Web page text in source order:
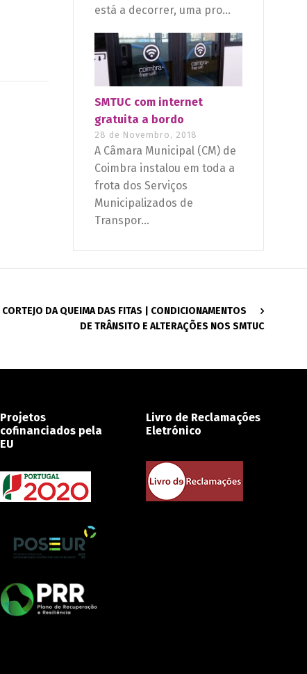
está a decorrer, uma pro...
SMTUC com internet
gratuita a bordo
28 de Novembro, 2018
A Câmara Municipal (CM) de
Coimbra instalou em toda a
frota dos Serviços
Municipalizados de
Transpor...
CORTEJO DA QUEIMA DAS FITAS | CONDICIONAMENTOS
DE TRÂNSITO E ALTERAÇÕES NOS SMTUC
Projetos
cofinanciados pela
EU
Livro de Reclamações
Eletrónico